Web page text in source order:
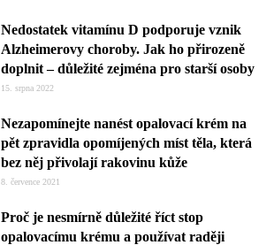
Nedostatek vitamínu D podporuje vznik
Alzheimerovy choroby. Jak ho přirozeně
doplnit – důležité zejména pro starší osoby
15. srpna 2022
Nezapomínejte nanést opalovací krém na
pět zpravidla opomíjených míst těla, která
bez něj přivolají rakovinu kůže
8. července 2021
Proč je nesmírně důležité říct stop
opalovacímu krému a používat raději